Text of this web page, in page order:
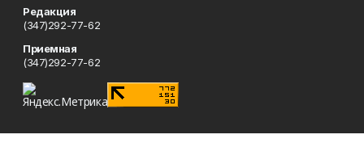
Редакция
(347)292-77-62
Приемная
(347)292-77-62